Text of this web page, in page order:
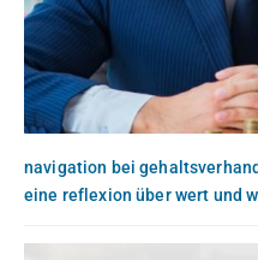
navigation bei
eine reflexion über wert und